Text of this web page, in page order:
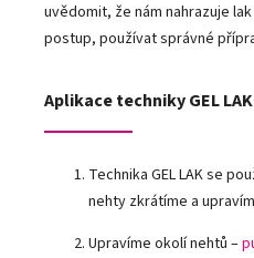
uvědomit, že nám nahrazuje
postup, používat správné
Aplikace techniky GEL
Technika GEL LAK se
nehty zkrátíme a
Upravíme okolí nehtů –